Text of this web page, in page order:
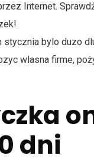
Internet.
stycznia bylo duzo
wlasna firme,
dni